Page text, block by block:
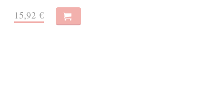
15,92 €